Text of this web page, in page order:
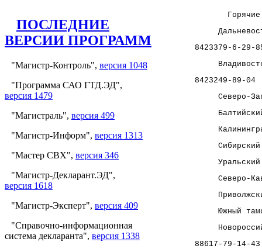
ПОСЛЕДНИЕ
ВЕРСИИ ПРОГРАММ
"Магистр-Контроль", версия 1048
"Программа САО ГТД.ЭД",
версия 1479
"Магистраль", версия 499
"Магистр-Информ", версия 1313
"Мастер СВХ", версия 346
"Магистр-Декларант.ЭД",
версия 1618
"Магистр-Эксперт", версия 409
"Справочно-информационная
система декларанта", версия 1338
Горячие
8423379-6-29-
8423249-89-04
Северо-
Балтийский
Сибирский
Уральский
Северо-
Южный
88617-79-14-43